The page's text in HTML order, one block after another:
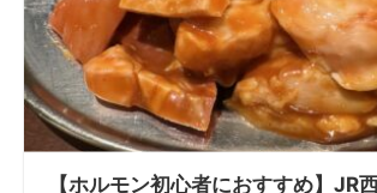
【ホルモン初心者におすすめ】JR